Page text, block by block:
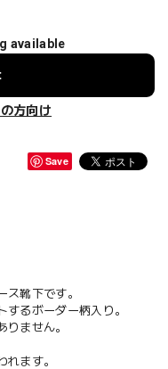
available
方向け
Save
靴下です。
るボーダー柄入り。
ません。
れます。